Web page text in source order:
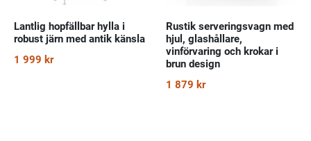
Lantlig hopfällbar hylla i
robust järn med antik känsla
1 999 kr
Rustik serveringsvagn med
hjul, glashållare,
vinförvaring och krokar i
brun design
1 879 kr